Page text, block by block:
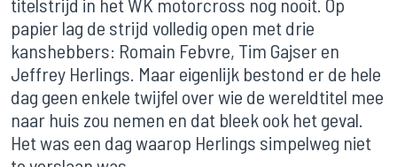
papier lag de strijd volledig open met drie
kanshebbers: Romain Febvre, Tim Gajser en
Jeffrey Herlings. Maar eigenlijk bestond er de hele
dag geen enkele twijfel over wie de wereldtitel mee
naar huis zou nemen en dat bleek ook het geval.
Het was een dag waarop Herlings simpelweg niet